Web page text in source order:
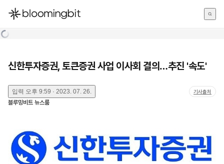
한국어
신한투자증권, 토큰증권 사업 이사회 결의…추진 '속도'
입력 오후 9:59 · 2023. 07. 26. 기사출처
블루밍비트 뉴스룸